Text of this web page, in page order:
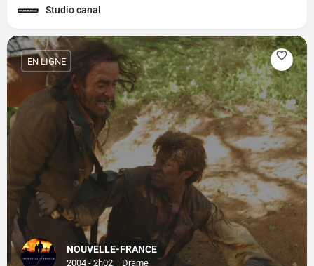
Studio canal
NOUVELLE-FRANCE
2004 - 2h02 Drame
EN LIGNE